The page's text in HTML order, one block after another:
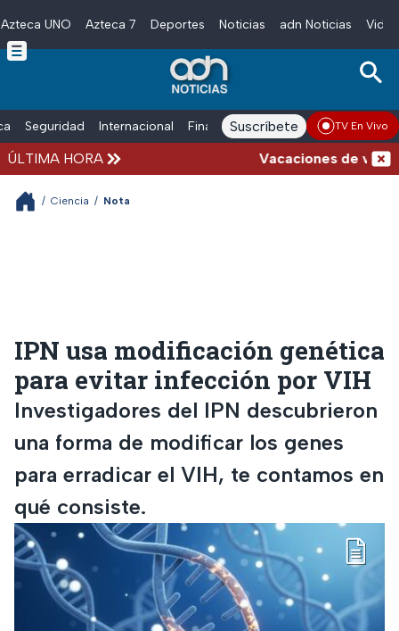
Skip to main content
Azteca UNO Azteca 7 Deportes Noticias adn Noticias
Seguridad Internacional Finanzas adn Noticias Radio
Suscríbete TV En Vivo
ÚLTIMA HORA Vacaciones de
/ Ciencia / Nota
IPN usa modificación genética
para evitar infección por VIH
Investigadores del IPN descubrieron
una forma de modificar los genes
para erradicar el VIH, te contamos en
qué consiste.